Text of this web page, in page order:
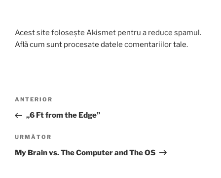
Acest site folosește Akismet pentru a reduce spamul.
Află cum sunt procesate datele comentariilor tale.
Navigare
articole
Articolul
anterior
ANTERIOR
„6 Ft from the Edge”
Articolul
următor
URMĂTOR
My Brain vs. The Computer and The OS